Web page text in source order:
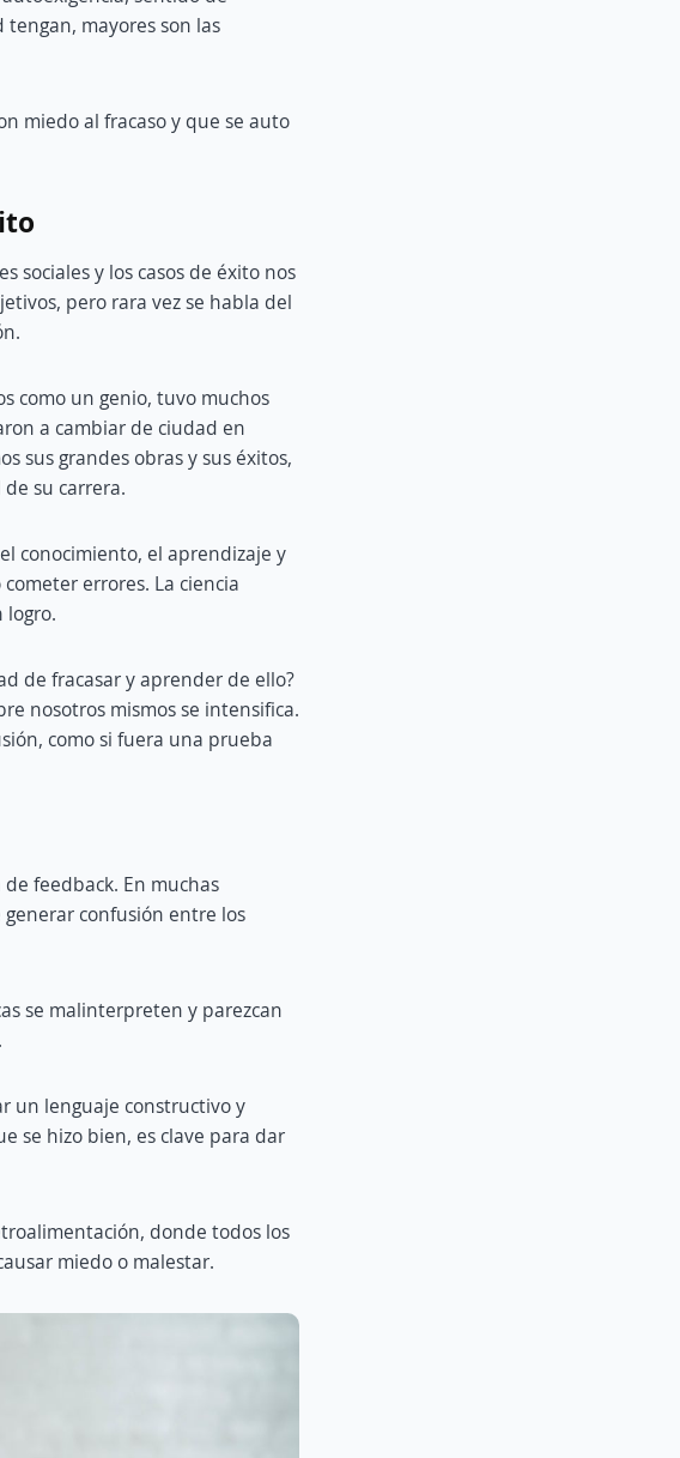
mayores son las
miedo al fracaso y que se auto
sociales y los casos de éxito nos
pero rara vez se habla del
como un genio, tuvo muchos
a cambiar de ciudad en
sus grandes obras y sus éxitos,
su carrera.
conocimiento, el aprendizaje y
errores. La ciencia
logro.
de fracasar y aprender de ello?
nosotros mismos se intensifica.
como si fuera una prueba
feedback. En muchas
confusión entre los
se malinterpreten y parezcan
un lenguaje constructivo y
se hizo bien, es clave para dar
donde todos los
miedo o malestar.